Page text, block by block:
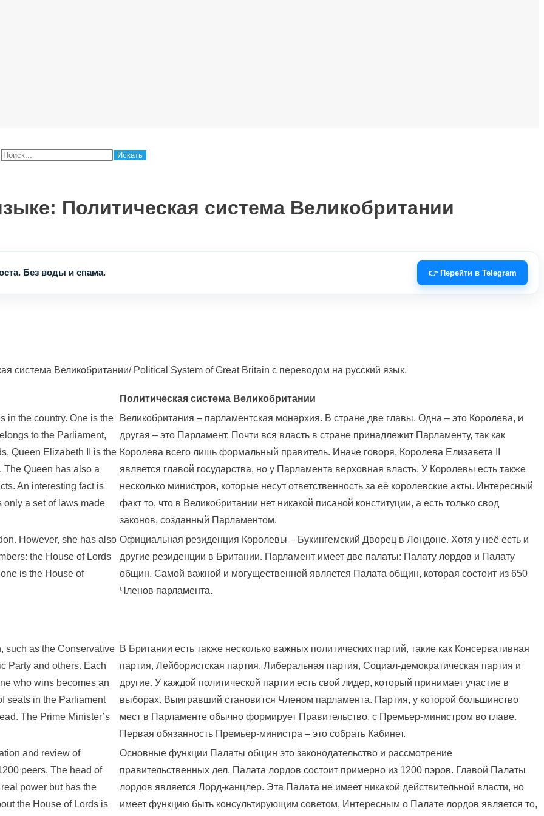
Политическая система Великобритании
Без воды и спама. 👉 Перейти в Telegram
система Великобритании/ Political System of Great Britain с переводом на русский язык.
Политическая система Великобритании
in the country. One is the
to the Parliament,
Queen Elizabeth II is the
The Queen has also a
An interesting fact is
only a set of laws made
Великобритания – парламентская монархия. В стране две главы. Одна – это Королева, и
другая – это Парламент. Почти вся власть в стране принадлежит Парламенту, так как
Королева всего лишь формальный правитель. Иначе говоря, Королева Елизавета II
является главой государства, но у Парламента верховная власть. У Королевы есть также
несколько министров, которые несут ответственность за её королевские акты. Интересный
факт то, что в Великобритании нет никакой писаной конституции, а есть только свод
законов, созданный Парламентом.
However, she has also
the House of Lords
is the House of
Официальная резиденция Королевы – Букингемский Дворец в Лондоне. Хотя у неё есть и
другие резиденции в Британии. Парламент имеет две палаты: Палату лордов и Палату
общин. Самой важной и могущественной является Палата общин, которая состоит из 650
Членов парламента.
such as the Conservative
Party and others. Each
who wins becomes an
seats in the Parliament
The Prime Minister’s
В Британии есть также несколько важных политических партий, такие как Консервативная
партия, Лейбористская партия, Либеральная партия, Социал-демократическая партия и
другие. У каждой политической партии есть свой лидер, который принимает участие в
выборах. Выигравший становится Членом парламента. Партия, у которой большинство
мест в Парламенте обычно формирует Правительство, с Премьер-министром во главе.
Первая обязанность Премьер-министра – это собрать Кабинет.
and review of
peers. The head of
power but has the
the House of Lords is
Основные функции Палаты общин это законодательство и рассмотрение
правительственных дел. Палата лордов состоит примерно из 1200 пэров. Главой Палаты
лордов является Лорд-канцлер. Эта Палата не имеет никакой действительной власти, но
имеет функцию быть консультирующим советом, Интересным о Палате лордов является то,